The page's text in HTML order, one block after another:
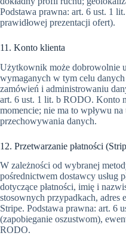
Podstawa prawna: art. 6 ust. 1
prawidłowej prezentacji ofert).
11. Konto klienta
Użytkownik może dobrowolnie
wymaganych w tym celu
zamówień i administrowaniu
art. 6 ust. 1 lit. b RODO. Konto
momencie; nie ma to wpływu
przechowywania danych.
12. Przetwarzanie płatności
W zależności od wybranej
pośrednictwem dostawcy usług
dotyczące płatności, imię i
stosownych przypadkach, adres
Stripe. Podstawa prawna: art. 6
(zapobieganie oszustwom),
RODO.